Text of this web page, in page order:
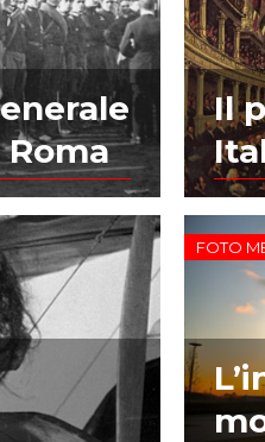
Il
FOTO